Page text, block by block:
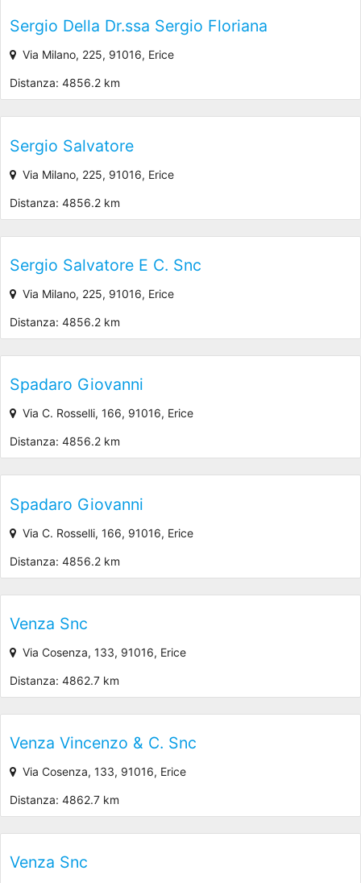
Sergio Della Dr.ssa Sergio Floriana
Via Milano, 225, 91016, Erice
Distanza: 4856.2 km
Sergio Salvatore
Via Milano, 225, 91016, Erice
Distanza: 4856.2 km
Sergio Salvatore E C. Snc
Via Milano, 225, 91016, Erice
Distanza: 4856.2 km
Spadaro Giovanni
Via C. Rosselli, 166, 91016, Erice
Distanza: 4856.2 km
Spadaro Giovanni
Via C. Rosselli, 166, 91016, Erice
Distanza: 4856.2 km
Venza Snc
Via Cosenza, 133, 91016, Erice
Distanza: 4862.7 km
Venza Vincenzo & C. Snc
Via Cosenza, 133, 91016, Erice
Distanza: 4862.7 km
Venza Snc